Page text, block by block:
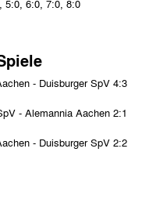
5:0, 6:0, 7:0, 8:0
- Duisburger SpV 4:3
- Alemannia Aachen 2:1
- Duisburger SpV 2:2